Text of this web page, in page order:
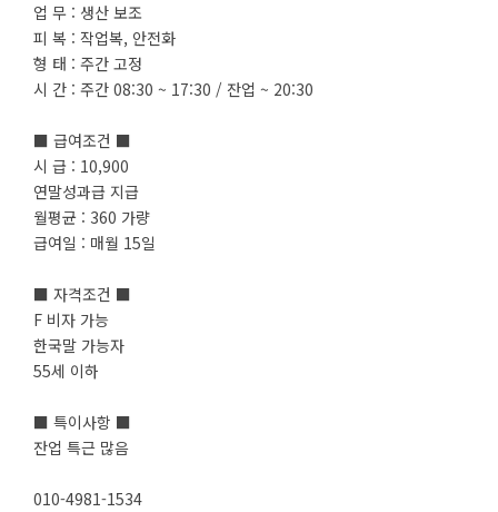
업 무 : 생산 보조
피 복 : 작업복, 안전화
형 태 : 주간 고정
시 간 : 주간 08:30 ~ 17:30 / 잔업 ~ 20:30
■ 급여조건 ■
시 급 : 10,900
연말성과급 지급
월평균 : 360 가량
급여일 : 매월 15일
■ 자격조건 ■
F 비자 가능
한국말 가능자
55세 이하
■ 특이사항 ■
잔업 특근 많음
010-4981-1534